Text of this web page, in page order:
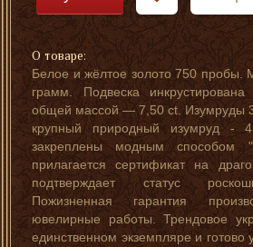
О товаре:
Белое и жёлтое золото 750 пробы.
грамм. Подвеска
общей массой — 7,50 ct. Изумруды
крупный природный изумруд -
закреплены модным способом
прилагается сертификат на
подтверждает статус
Пожизненная гарантия
ювелирные работы. Трендовое
единственном экземпляре и готово